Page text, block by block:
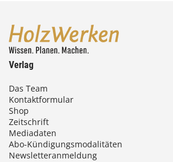
Verlag
Das Team
Kontaktformular
Shop
Zeitschrift
Mediadaten
Abo-Kündigungsmodalitäten
Newsletteranmeldung